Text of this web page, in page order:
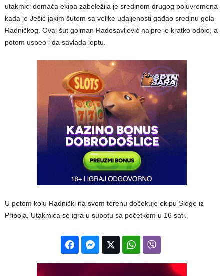
utakmici domaća ekipa zabeležila je sredinom drugog poluvremena
kada je Ješić jakim šutem sa velike udaljenosti gađao sredinu gola
Radničkog. Ovaj šut golman Radosavljević najpre je kratko odbio, a
potom uspeo i da savlada loptu.
U petom kolu Radnički na svom terenu dočekuje ekipu Sloge iz
Priboja. Utakmica se igra u subotu sa početkom u 16 sati.